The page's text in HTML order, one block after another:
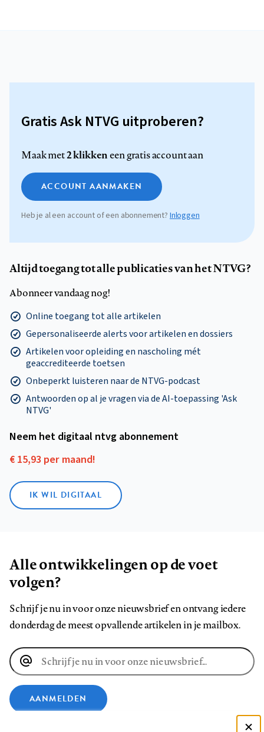
Gratis Ask NTVG uitproberen?
Maak met2 klikkeneen gratis account aan
ACCOUNT AANMAKEN
Heb je al een account of een abonnement? Inloggen
Altijd toegang tot alle publicaties van het NTVG?
Abonneer vandaag nog!
Online toegang tot alle artikelen
Gepersonaliseerde alerts voor artikelen en dossiers
Artikelen voor opleiding en nascholing mét
geaccrediteerde toetsen
Onbeperkt luisteren naar de NTVG-podcast
Antwoorden op al je vragen via de AI-toepassing 'Ask
NTVG'
Neem het digitaal ntvg abonnement
€ 15,93 per maand!
IK WIL DIGITAAL
Alle ontwikkelingen op de voet
volgen?
Schrijf je nu in voor onze nieuwsbrief en ontvang iedere
donderdag de meest opvallende artikelen in je mailbox.
E-
mailadres
AANMELDEN